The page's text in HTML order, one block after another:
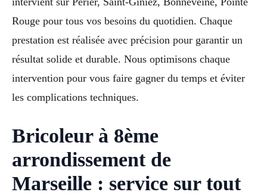
Rouge pour tous vos besoins du quotidien. Chaque
prestation est réalisée avec précision pour garantir un
résultat solide et durable. Nous optimisons chaque
intervention pour vous faire gagner du temps et éviter
les complications techniques.
Bricoleur à 8ème
arrondissement de
Marseille : service sur tout